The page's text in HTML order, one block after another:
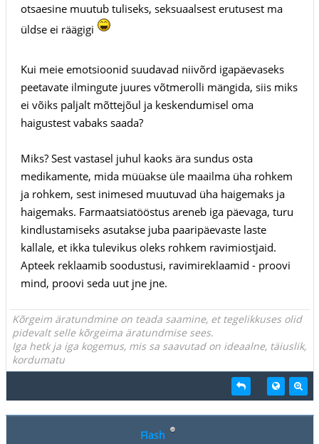
otsaesine muutub tuliseks, seksuaalsest erutusest ma
üldse ei räägigi
Kui meie emotsioonid suudavad niivõrd igapäevaseks
peetavate ilmingute juures võtmerolli mängida, siis miks
ei võiks paljalt mõttejõul ja keskendumisel oma
haigustest vabaks saada?
Miks? Sest vastasel juhul kaoks ära sundus osta
medikamente, mida müüakse üle maailma üha rohkem
ja rohkem, sest inimesed muutuvad üha haigemaks ja
haigemaks. Farmaatsiatööstus areneb iga päevaga, turu
kindlustamiseks asutakse juba paaripäevaste laste
kallale, et ikka tulevikus oleks rohkem ravimiostjaid.
Apteek reklaamib soodustusi, ravimireklaamid - proovi
mind, proovi seda uut jne jne.
Kõrgeim äratundmine on teada saamine, et tegelikkuses olid
pidevalt selle kõrgeima äratundmise sees.
Iga hetk ja iga kogemus, mis sa saavutad on ideaalne, täiuslik,
kordumatu
Flash